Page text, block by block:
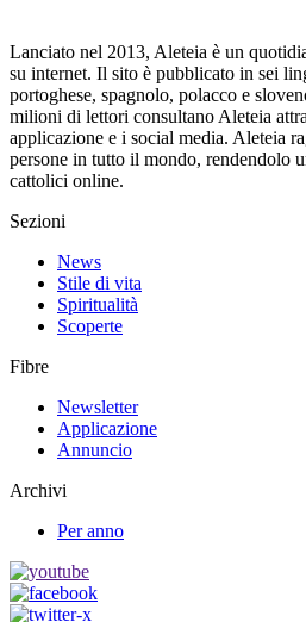
Lanciato nel 2013, Aleteia è un
su internet. Il sito è pubblicato in sei
portoghese, spagnolo, polacco e
milioni di lettori consultano Aleteia
applicazione e i social media. Aleteia
persone in tutto il mondo, rendendolo
cattolici online.
Sezioni
News
Stile di vita
Spiritualità
Scoperte
Fibre
Newsletter
Applicazione
Annuncio
Archivi
Per anno